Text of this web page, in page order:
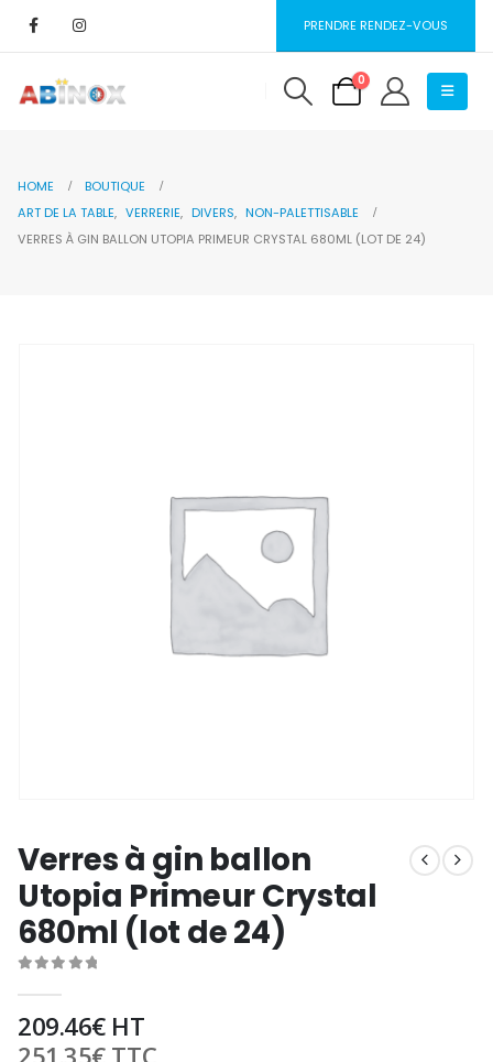
PRENDRE RENDEZ-VOUS
0
HOME
BOUTIQUE
ART DE LA TABLE, VERRERIE, DIVERS, NON-PALETTISABLE
VERRES À GIN BALLON UTOPIA PRIMEUR CRYSTAL 680ML (LOT DE 24)
Verres à gin ballon
Utopia Primeur Crystal
680ml (lot de 24)
209.46€HT